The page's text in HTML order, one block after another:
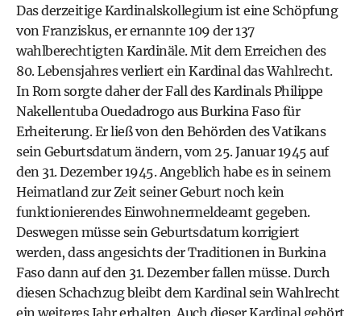
Das derzeitige Kardinalskollegium ist eine Schöpfung
von Franziskus, er ernannte 109 der 137
wahlberechtigten Kardinäle. Mit dem Erreichen des
80. Lebensjahres verliert ein Kardinal das Wahlrecht.
In Rom sorgte daher der Fall des Kardinals Philippe
Nakellentuba Ouedadrogo aus Burkina Faso für
Erheiterung. Er ließ von den Behörden des Vatikans
sein Geburtsdatum ändern, vom 25. Januar 1945 auf
den 31. Dezember 1945. Angeblich habe es in seinem
Heimatland zur Zeit seiner Geburt noch kein
funktionierendes Einwohnermeldeamt gegeben.
Deswegen müsse sein Geburtsdatum korrigiert
werden, dass angesichts der Traditionen in Burkina
Faso dann auf den 31. Dezember fallen müsse. Durch
diesen Schachzug bleibt dem Kardinal sein Wahlrecht
ein weiteres Jahr erhalten. Auch dieser Kardinal gehört